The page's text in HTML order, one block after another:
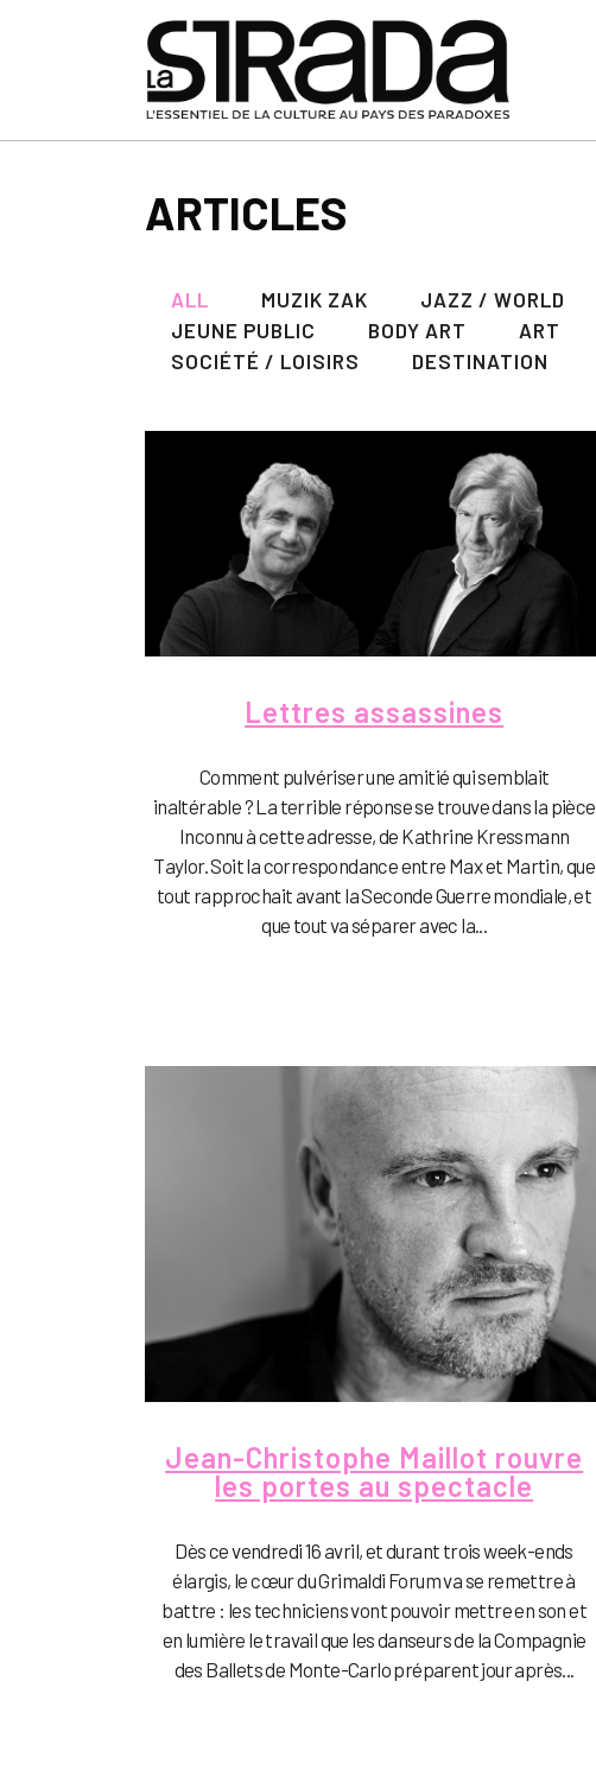
ARTICLES
ALL MUZIK ZAK JAZZ / WORLD
JEUNE PUBLIC
BODY ART ART
SOCIÉTÉ / LOISIRS
DESTINATION
Lettres assassines
Comment pulvériser une amitié qui semblait
inaltérable ? La terrible réponse se trouve dans la pièce
Inconnu à cette adresse, de Kathrine Kressmann
Taylor. Soit la correspondance entre Max et Martin, que
tout rapprochait avant la Seconde Guerre mondiale, et
que tout va séparer avec la...
Jean-Christophe Maillot rouvre
les portes au spectacle
Dès ce vendredi 16 avril, et durant trois week-ends
élargis, le cœur du Grimaldi Forum va se remettre à
battre : les techniciens vont pouvoir mettre en son et
en lumière le travail que les danseurs de la Compagnie
des Ballets de Monte-Carlo préparent jour après...